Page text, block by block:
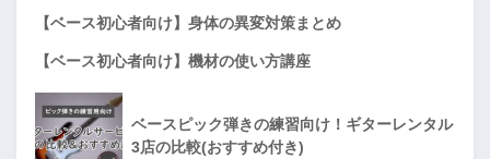
【ベース初心者向け】身体の異変対策まとめ
【ベース初心者向け】機材の使い方講座
ベースピック弾きの練習向け！ギターレンタル
3店の比較(おすすめ付き)